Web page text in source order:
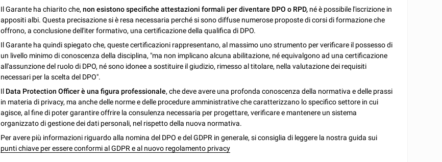
Il Garante ha chiarito che,non esistono specifiche attestazioni formali per diventare DPO o RPD, né è possibile l'iscrizione in
appositi albi. Questa precisazione si è resa necessaria perché si sono diffuse numerose proposte di corsi di formazione che
offrono, a conclusione dell'iter formativo, una certificazione della qualifica di DPO.
Il Garante ha quindi spiegato che, queste certificazioni rappresentano, al massimo uno strumento per verificare il possesso di
un livello minimo di conoscenza della disciplina, "ma non implicano alcuna abilitazione, né equivalgono ad una certificazione
all'assunzione del ruolo di DPO, né sono idonee a sostituire il giudizio, rimesso al titolare, nella valutazione dei requisiti
necessari per la scelta del DPO".
Il Data Protection Officer è una figura professionale, che deve avere una profonda conoscenza della normativa e delle prassi
in materia di privacy, ma anche delle norme e delle procedure amministrative che caratterizzano lo specifico settore in cui
agisce, al fine di poter garantire offrire la consulenza necessaria per progettare, verificare e mantenere un sistema
organizzato di gestione dei dati personali, nel rispetto della nuova normativa.
Per avere più informazioni riguardo alla nomina del DPO e del GDPR in generale, si consiglia di leggere la nostra guida sui
punti chiave per essere conformi al GDPR e al nuovo regolamento privacy